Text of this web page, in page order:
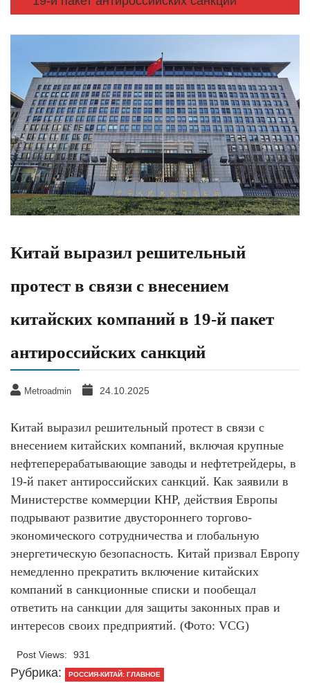
Китай выразил решительный
протест в связи с внесением
китайских компаний в 19-й пакет
антироссийских санкций
Metroadmin 24.10.2025
Китай выразил решительный протест в связи с
внесением китайских компаний, включая крупные
нефтеперерабатывающие заводы и нефтетрейдеры, в
19-й пакет антироссийских санкций. Как заявили в
Министерстве коммерции КНР, действия Европы
подрывают развитие двустороннего торгово-
экономического сотрудничества и глобальную
энергетическую безопасность. Китай призвал Европу
немедленно прекратить включение китайских
компаний в санкционные списки и пообещал
ответить на санкции для защиты законных прав и
интересов своих предприятий. (Фото: VCG)
Post Views: 931
Рубрика: РОССИЯ-КИТАЙ: ГЛАВНОЕ